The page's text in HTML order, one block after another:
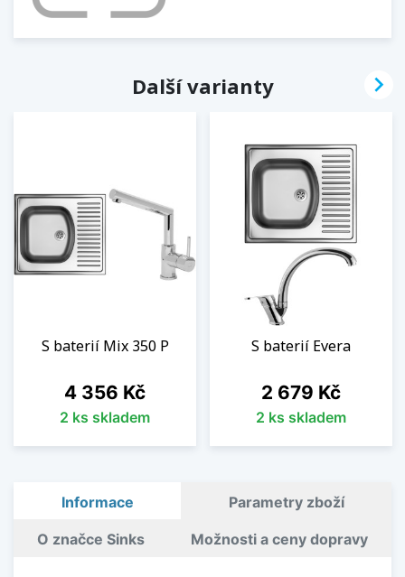
Další varianty
S baterií Mix 350 P
Cena
4 356 Kč
2 ks skladem
S baterií Evera
Cena
2 679 Kč
2 ks skladem

Informace Parametry zboží
O značce Sinks Možnosti a ceny dopravy